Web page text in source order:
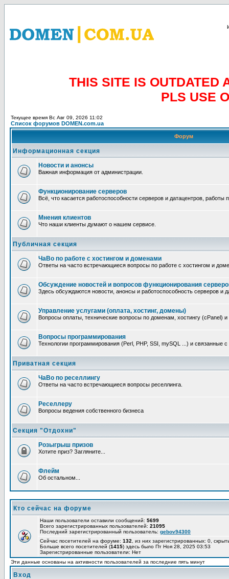
THIS SITE IS OUTDATED
PLS USE
Текущее время Вс Авг 09, 2026 11:02
Список форумов DOMEN.com.ua
Форум
Информационная секция
Новости и анонсы
Важная информация от администрации.
Функционирование серверов
Всё, что касается работоспособности серверов и датацентров, работы
Мнения клиентов
Что наши клиенты думают о нашем сервисе.
Публичная секция
ЧаВо по работе с хостингом и доменами
Ответы на часто встречающиеся вопросы по работе с хостингом и
Обсуждение новостей и вопросов функционирования
Здесь обсуждаются новости, анонсы и работоспособность серверов и
Управление услугами (оплата, хостинг, домены)
Вопросы оплаты, технические вопросы по доменам, хостингу (cPanel)
Вопросы программирования
Технологии программирования (Perl, PHP, SSI, mySQL ...) и связанные
Приватная секция
ЧаВо по реселлингу
Ответы на часто встречающиеся вопросы реселлинга.
Реселлеру
Вопросы ведения собственного бизнеса
Секция "Отдохни"
Розыгрыш призов
Хотите приз? Загляните...
Флейм
Об остальном...
Кто сейчас на форуме
Наши пользователи оставили сообщений: 5699
Всего зарегистрированных пользователей: 21095
Последний зарегистрированный пользователь: gebov94300
Сейчас посетителей на форуме: 132 , из них зарегистрированных: 0,
Больше всего посетителей (1415) здесь было Пт Ноя 28, 2025 03:53
Зарегистрированные пользователи: Нет
Эти данные основаны на активности пользователей за последние пять минут
Вход